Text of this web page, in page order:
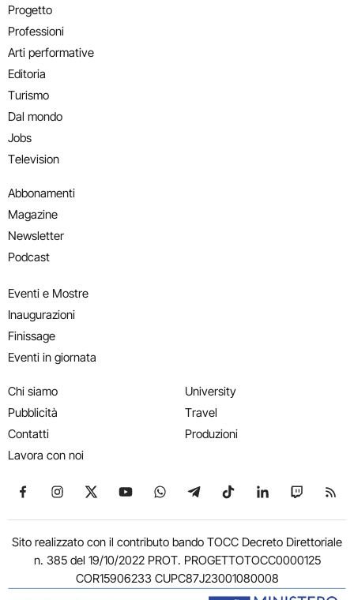
Progetto
Professioni
Arti performative
Editoria
Turismo
Dal mondo
Jobs
Television
Abbonamenti
Magazine
Newsletter
Podcast
Eventi e Mostre
Inaugurazioni
Finissage
Eventi in giornata
Chi siamo
Pubblicità
Contatti
Lavora con noi
University
Travel
Produzioni
Seguici su Facebook
Seguici su Instagram
Seguici su X
Seguici su YouTube
Seguici su WhatsApp
Seguici su Telegram
Seguici su TikTok
Seguici su
Seguici
Sito realizzato con il contributo bando TOCC Decreto Direttoriale
n. 385 del 19/10/2022 PROT. PROGETTOTOCC0000125
COR15906233 CUPC87J23001080008